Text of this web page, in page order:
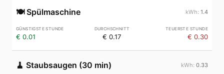
🍽️ Spülmaschine 1.4
€ 0.01 € 0.17 € 0.30
🧹 Staubsaugen (30 min) 0.33